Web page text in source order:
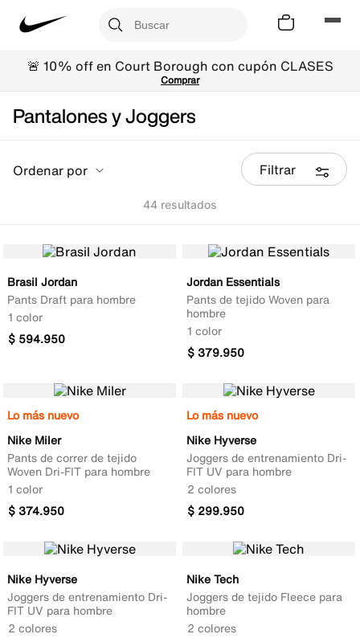
🚨 10% off en Court Borough con cupón CLASES
Comprar
Pantalones y Joggers
Ordenar por Filtrar
44
Brasil Jordan
Pants Draft para hombre
1 color
$ 594.950
Jordan Essentials
Pants de tejido Woven para
hombre
1 color
$379.950
Lo más nuevo
Nike Miler
Pants de correr de tejido
Woven Dri-FIT para hombre
1 color
$374.950
Lo más nuevo
Nike Hyverse
Joggers de entrenamiento Dri-
FIT UV para hombre
2 colores
$ 299.950
Nike Hyverse
Joggers de entrenamiento Dri-
FIT UV para hombre
2 colores
Nike Tech
Joggers de tejido Fleece para
hombre
2 colores